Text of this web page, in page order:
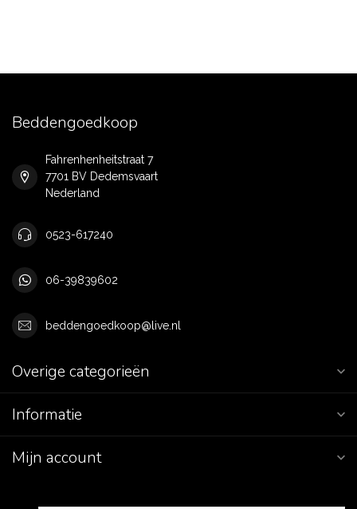
Beddengoedkoop
Fahrenhenheitstraat 7
7701 BV Dedemsvaart
Nederland
0523-617240
06-39839602
beddengoedkoop@live.nl
Overige categorieën
Informatie
Mijn account